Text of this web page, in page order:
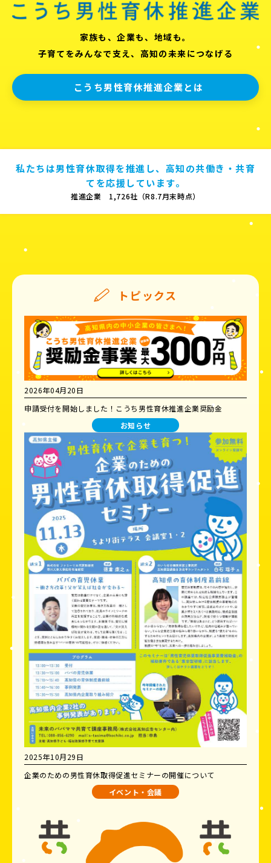
家族も、企業も、地域も。
子育てをみんなで支え、高知の未来につなげる
こうち男性育休推進企業とは
私たちは男性育休取得を推進し、高知の共働き・共育
てを応援しています。
推進企業 1,726社（R8.7月末時点）
トピックス
2026年04月20日
申請受付を開始しました！こうち男性育休推進企業奨励金
お知らせ
2025年10月29日
企業のための男性育休取得促進セミナーの開催について
イベント・会議